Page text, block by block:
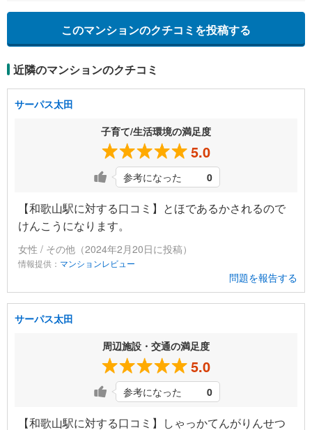
このマンションのクチコミを投稿する
近隣のマンションのクチコミ
サーパス太田
子育て/生活環境の満足度
5.0
参考になった 0
【和歌山駅に対する口コミ】とほであるかされるので
けんこうになります。
女性 / その他（2024年2月20日に投稿）
情報提供： マンションレビュー
問題を報告する
サーパス太田
周辺施設・交通の満足度
5.0
参考になった 0
【和歌山駅に対する口コミ】しゃっかてんがりんせつ